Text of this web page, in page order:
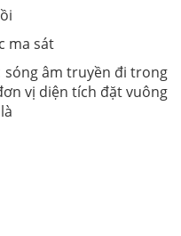
ma sát
âm truyền đi trong
vị diện tích đặt vuông